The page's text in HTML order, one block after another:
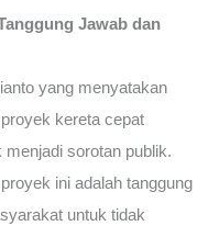
Jawab dan
yang menyatakan
kereta cepat
sorotan publik.
ini adalah tanggung
untuk tidak